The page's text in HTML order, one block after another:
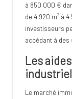
à 850 000 €
de 4 920 m² à
investisseurs
accédant à des
Les
Le marché